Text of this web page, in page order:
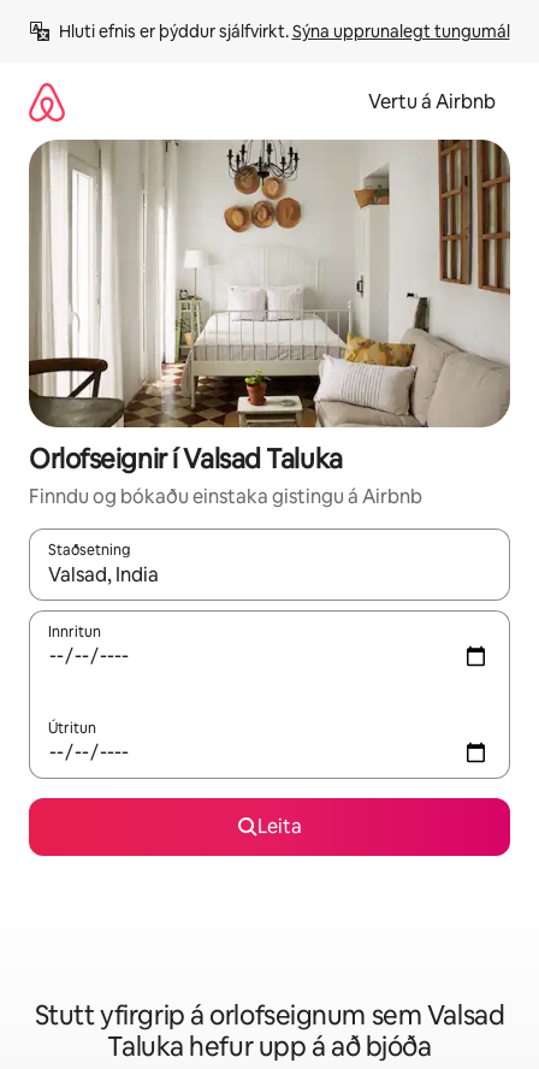
beint
Hluti efnis er þýddur sjálfvirkt. Sýna upprunalegt tungumál
Vertu á Airbnb
Orlofseignir í Valsad Taluka
Finndu og bókaðu einstaka gistingu á Airbnb
Staðsetning
Þegar niðurstöður liggja fyrir skaltu nota upp og niður
Innritun
Útritun
Leita
Stutt yfirgrip á orlofseignum sem Valsad
Taluka hefur upp á að bjóða